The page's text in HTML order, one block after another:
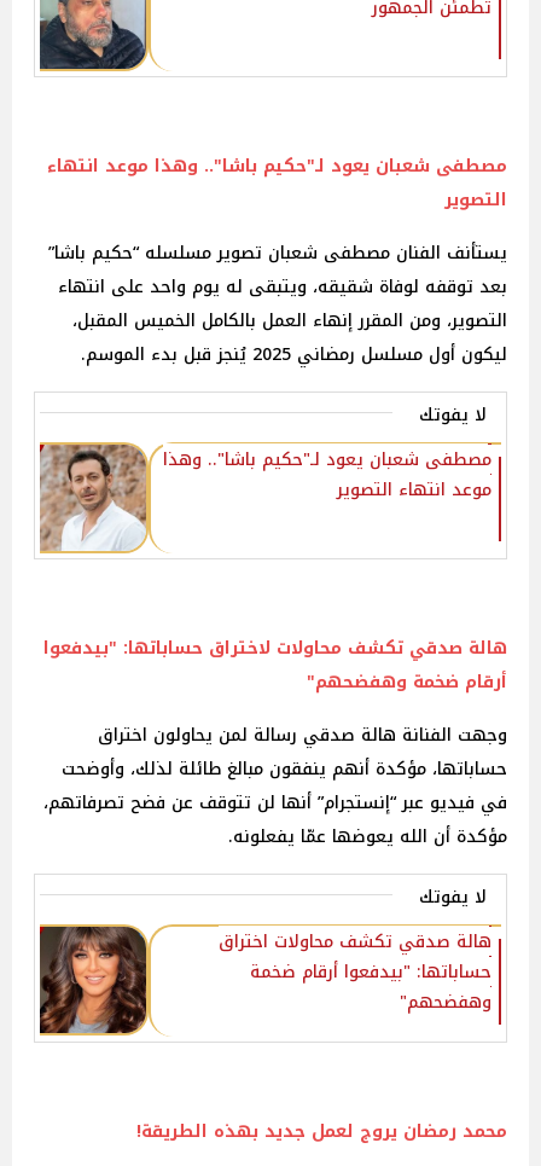
تطمئن الجمهور‎
مصطفى شعبان يعود لـ"حكيم باشا".. وهذا موعد انتهاء
التصوير
يستأنف الفنان مصطفى شعبان تصوير مسلسله “حكيم باشا”
بعد توقفه لوفاة شقيقه، ويتبقى له يوم واحد على انتهاء
التصوير، ومن المقرر إنهاء العمل بالكامل الخميس المقبل،
ليكون أول مسلسل رمضاني 2025 يُنجز قبل بدء الموسم.
لا يفوتك
مصطفى شعبان يعود لـ"حكيم باشا".. وهذا
موعد انتهاء التصوير
هالة صدقي تكشف محاولات لاختراق حساباتها: "بيدفعوا
أرقام ضخمة وهفضحهم"
وجهت الفنانة هالة صدقي رسالة لمن يحاولون اختراق
حساباتها، مؤكدة أنهم ينفقون مبالغ طائلة لذلك، وأوضحت
في فيديو عبر “إنستجرام” أنها لن تتوقف عن فضح تصرفاتهم،
مؤكدة أن الله يعوضها عمّا يفعلونه.
لا يفوتك
هالة صدقي تكشف محاولات اختراق
حساباتها: "بيدفعوا أرقام ضخمة
وهفضحهم"‎
محمد رمضان يروج لعمل جديد بهذه الطريقة!